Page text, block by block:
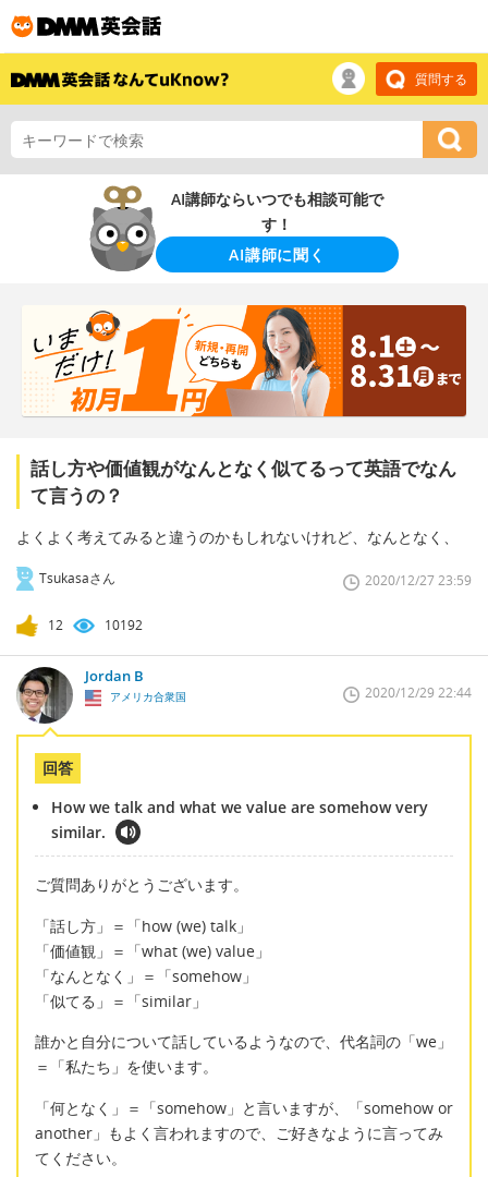
質問する
AI講師ならいつでも相談可能で
す！
AI講師に聞く
話し方や価値観がなんとなく似てるって英語でなん
て言うの？
よくよく考えてみると違うのかもしれないけれど、なんとなく、
Tsukasaさん 2020/12/27 23:59
12 10192
Jordan B
アメリカ合衆国 2020/12/29 22:44
回答
How we talk and what we value are somehow very
similar.
ご質問ありがとうございます。
「話し方」＝「how (we) talk」
「価値観」＝「what (we) value」
「なんとなく」＝「somehow」
「似てる」＝「similar」
誰かと自分について話しているようなので、代名詞の「we」
＝「私たち」を使います。
「何となく」＝「somehow」と言いますが、「somehow or
another」もよく言われますので、ご好きなように言ってみ
てください。